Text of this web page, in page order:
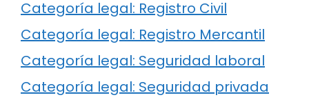
Categoría legal: Registro Civil
Categoría legal: Registro Mercantil
Categoría legal: Seguridad laboral
Categoría legal: Seguridad privada